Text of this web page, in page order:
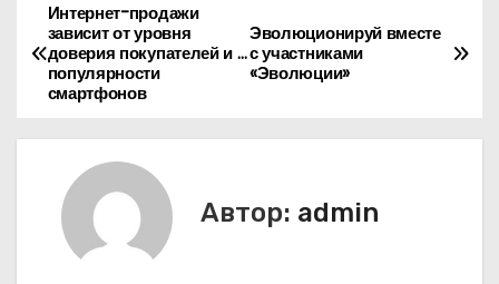
Н
а
Эволюционируй вместе
с участниками
«Эволюции»
Интернет-продажи
зависит от уровня
доверия покупателей и …
популярности
смартфонов
Автор: admin